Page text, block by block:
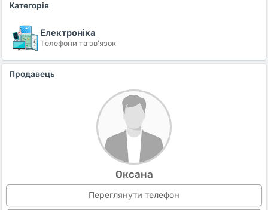
Категорія
Електроніка
Телефони та зв'язок
Продавець
Оксана
Переглянути телефон